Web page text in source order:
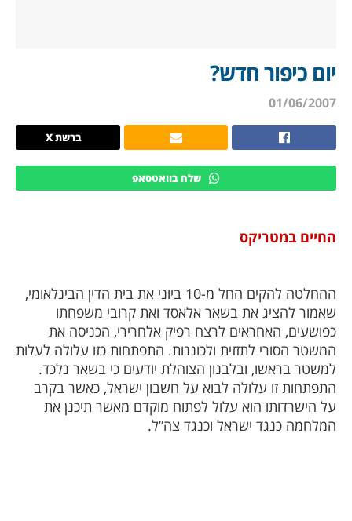
יום כיפור חדש?
01/06/2007
ברשת X
שלח בוואטסאפ
החיים במטריקס
ההחלטה להקים החל מ-10 ביוני את בית הדין הבינלאומי,
שאמור להציג את בשאר אלאסד ואת קרובי משפחתו
כפושעים, האחראים לרצח רפיק אלחרירי, הכניסה את
המשטר הסורי לתזזית ולכוננות. התפתחות כזו עלולה לעלות
למשטר בראשו, ובלבנון הצוהלת יודעים כי בשאר נלכד.
התפתחות זו עלולה לבוא על חשבון ישראל, כאשר בקרב
על הישרדותו הוא עלול לפתוח מוקדם מאשר תיכנן את
המלחמה כנגד ישראל וכנגד צה”ל.